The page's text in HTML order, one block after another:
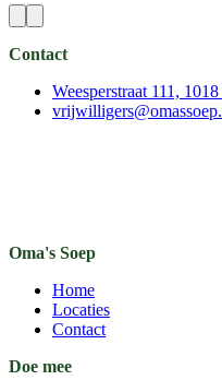
Contact
Weesperstraat 111,
Oma's Soep
Home
Locaties
Contact
Doe mee